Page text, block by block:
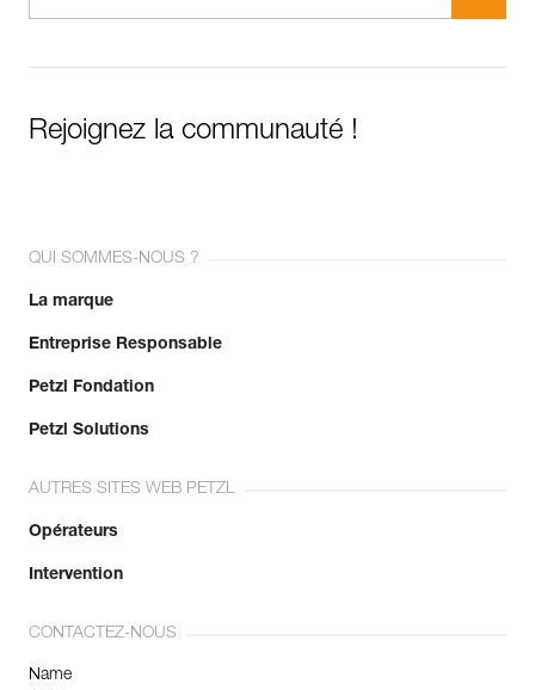
Rejoignez la communauté !
QUI SOMMES-NOUS ?
La marque
Entreprise Responsable
Petzl Fondation
Petzl Solutions
AUTRES SITES WEB PETZL
Opérateurs
Intervention
CONTACTEZ-NOUS
Name